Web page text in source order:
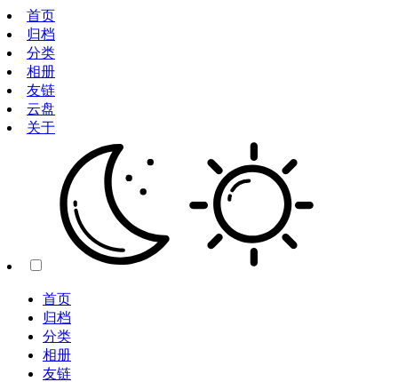
首页
归档
分类
相册
友链
云盘
关于
首页
归档
分类
相册
友链